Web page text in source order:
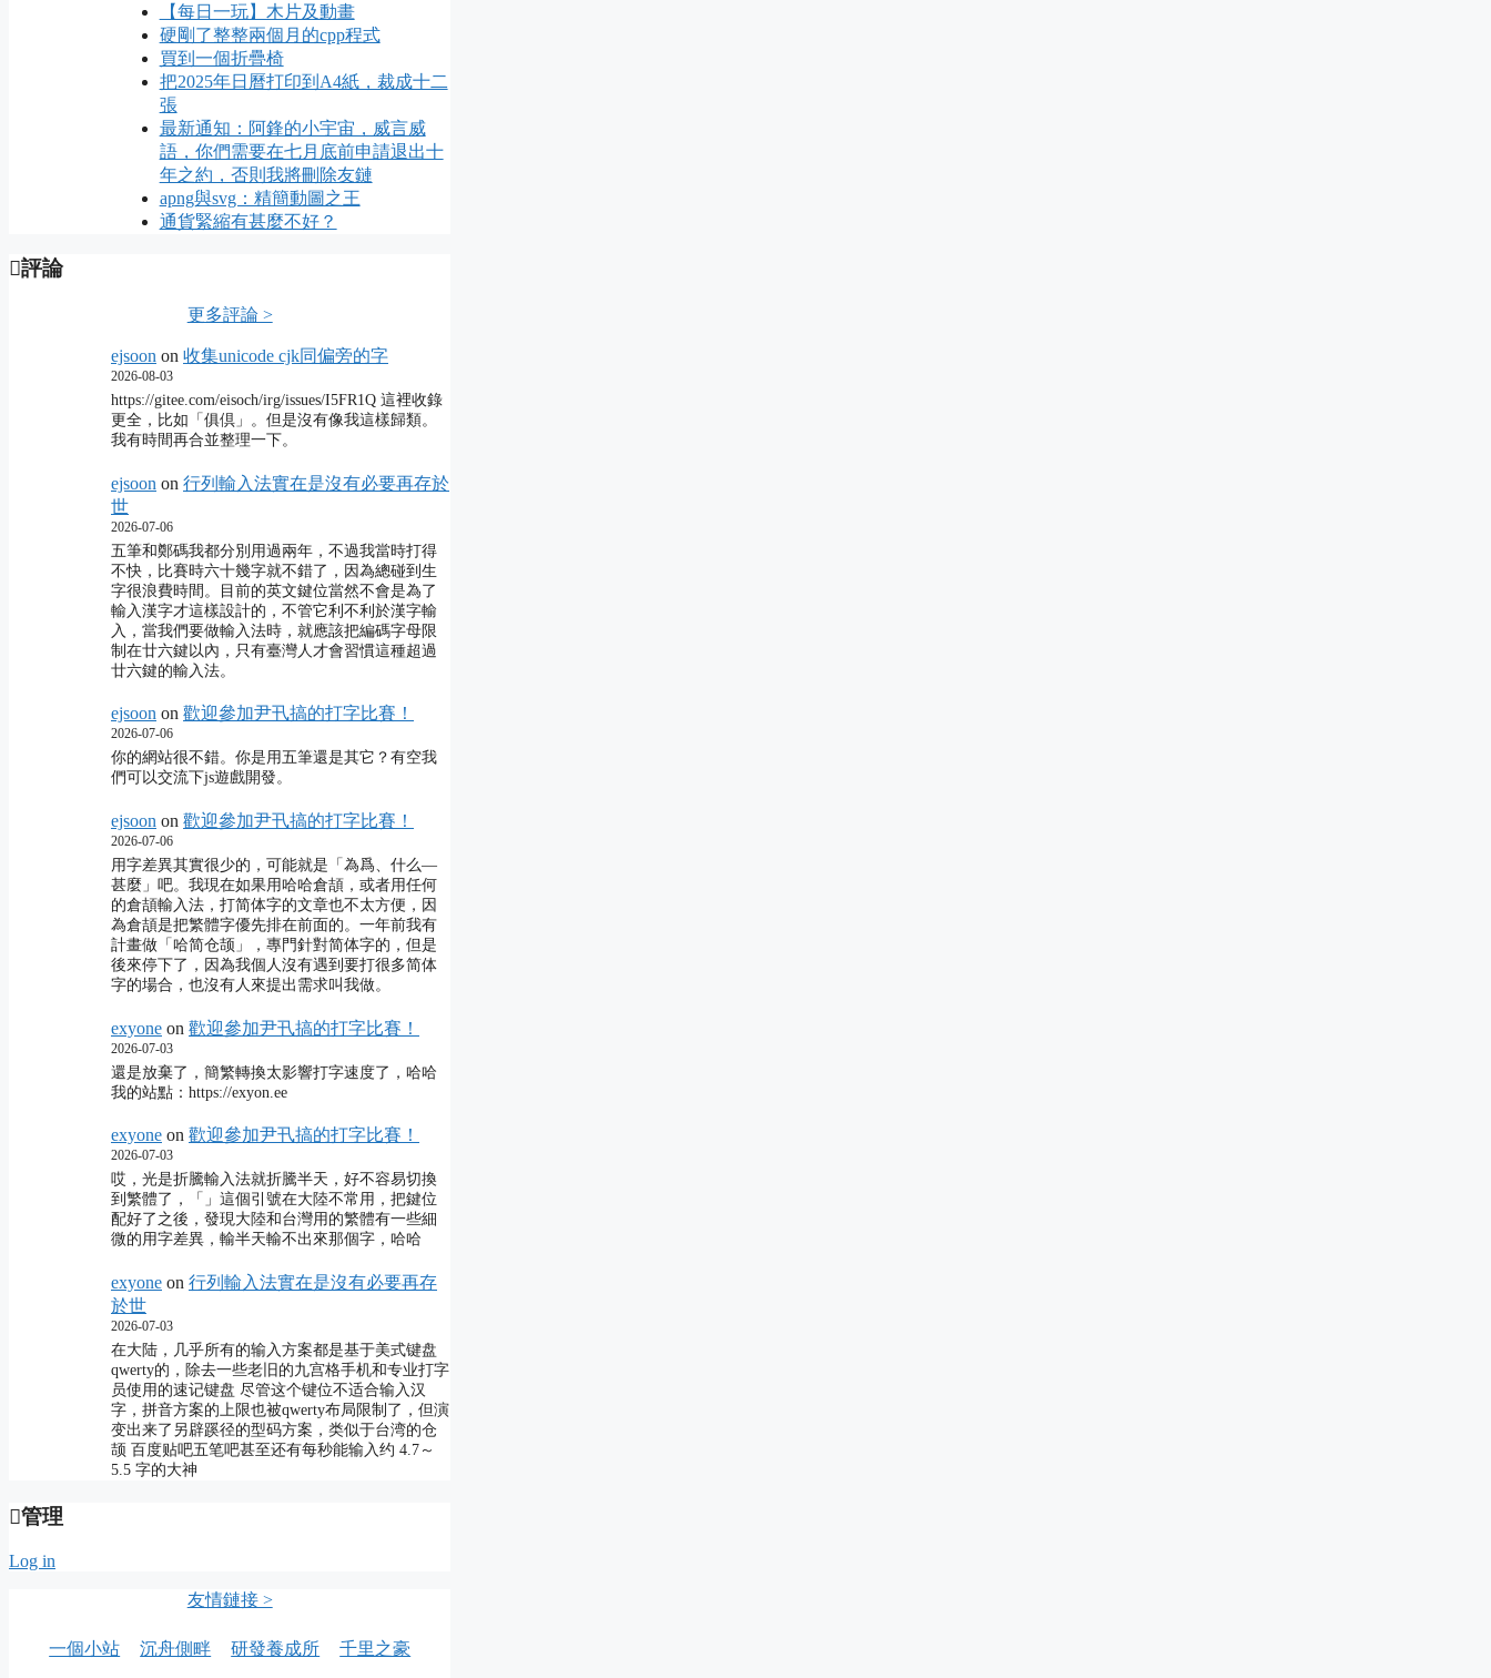
【每日一玩】木片及動畫
硬剛了整整兩個月的cpp程式
買到一個折疊椅
把2025年日曆打印到A4紙，裁成十二
張
最新通知：阿鋒的小宇宙，威言威
語，你們需要在七月底前申請退出十
年之約，否則我將刪除友鏈
apng與svg：精簡動圖之王
通貨緊縮有甚麼不好？
評論
更多評論 >
ejsoon on 收集unicode cjk同偏旁的字
2026-08-03
https://gitee.com/eisoch/irg/issues/I5FR1Q 這裡收錄
更全，比如「俱倶」。但是沒有像我這樣歸類。
我有時間再合並整理一下。
ejsoon on 行列輸入法實在是沒有必要再存於
世
2026-07-06
五筆和鄭碼我都分別用過兩年，不過我當時打得
不快，比賽時六十幾字就不錯了，因為總碰到生
字很浪費時間。目前的英文鍵位當然不會是為了
輸入漢字才這樣設計的，不管它利不利於漢字輸
入，當我們要做輸入法時，就應該把編碼字母限
制在廿六鍵以內，只有臺灣人才會習慣這種超過
廿六鍵的輸入法。
ejsoon on 歡迎參加尹卂搞的打字比賽！
2026-07-06
你的網站很不錯。你是用五筆還是其它？有空我
們可以交流下js遊戲開發。
ejsoon on 歡迎參加尹卂搞的打字比賽！
2026-07-06
用字差異其實很少的，可能就是「為爲、什么―
甚麼」吧。我現在如果用哈哈倉頡，或者用任何
的倉頡輸入法，打简体字的文章也不太方便，因
為倉頡是把繁體字優先排在前面的。一年前我有
計畫做「哈简仓颉」，專門針對简体字的，但是
後來停下了，因為我個人沒有遇到要打很多简体
字的場合，也沒有人來提出需求叫我做。
exyone on 歡迎參加尹卂搞的打字比賽！
2026-07-03
還是放棄了，簡繁轉換太影響打字速度了，哈哈
我的站點：https://exyon.ee
exyone on 歡迎參加尹卂搞的打字比賽！
2026-07-03
哎，光是折騰輸入法就折騰半天，好不容易切換
到繁體了，「」這個引號在大陸不常用，把鍵位
配好了之後，發現大陸和台灣用的繁體有一些細
微的用字差異，輸半天輸不出來那個字，哈哈
exyone on 行列輸入法實在是沒有必要再存
於世
2026-07-03
在大陆，几乎所有的输入方案都是基于美式键盘
qwerty的，除去一些老旧的九宫格手机和专业打字
员使用的速记键盘 尽管这个键位不适合输入汉
字，拼音方案的上限也被qwerty布局限制了，但演
变出来了另辟蹊径的型码方案，类似于台湾的仓
颉 百度贴吧五笔吧甚至还有每秒能输入约 4.7～
5.5 字的大神
管理
Log in
友情鏈接 >
一個小站 沉舟側畔 研發養成所
千里之豪